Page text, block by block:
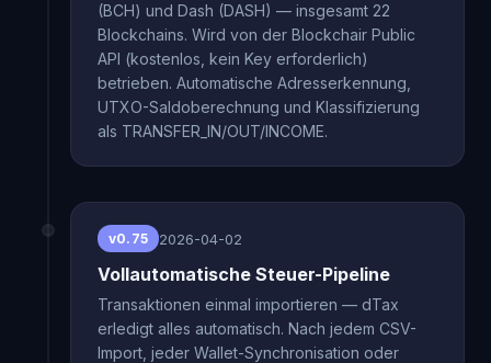
(BCH) und Dash (DASH) — insgesamt 22
Blockchains. Wird von der Blockchair Public
API (kostenlos, kein Key erforderlich)
betrieben. Automatische Adresserkennung,
UTXO-Saldoberechnung und Klassifizierung
als TRANSFER_IN/OUT/INCOME.
v0.75 2026-04-02
Vollautomatische Steuer-Pipeline
Transaktionen einmal importieren — dTax
erledigt alles automatisch. Nach jedem CSV-
Import, jeder Wallet-Synchronisation oder